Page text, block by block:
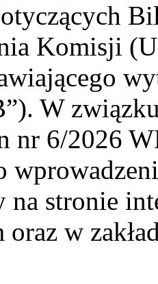
Komisji
W
nr 6/2026
na stronie
w